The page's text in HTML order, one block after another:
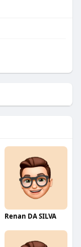
Renan DA SILVA